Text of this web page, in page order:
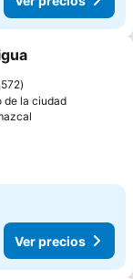
de la ciudad
Ver precios